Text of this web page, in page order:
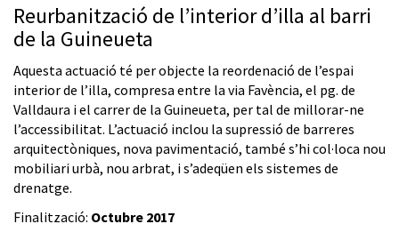
Reurbanització de l’interior d’illa al barri
de la Guineueta
Aquesta actuació té per objecte la reordenació de l’espai
interior de l’illa, compresa entre la via Favència, el pg. de
Valldaura i el carrer de la Guineueta, per tal de millorar-ne
l’accessibilitat. L’actuació inclou la supressió de barreres
arquitectòniques, nova pavimentació, també s’hi col·loca nou
mobiliari urbà, nou arbrat, i s’adeqüen els sistemes de
drenatge.
Finalització: Octubre 2017